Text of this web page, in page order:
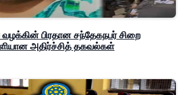
பிரதான சந்தேகநபர் சிறை
அதிர்ச்சித் தகவல்கள்